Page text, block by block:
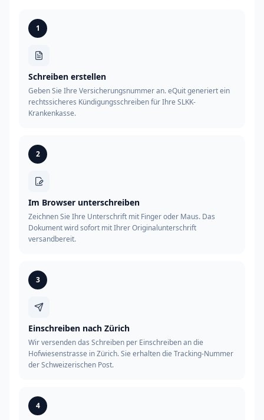
1
Schreiben erstellen
Geben Sie Ihre Versicherungsnummer an. eQuit generiert ein
rechtssicheres Kündigungsschreiben für Ihre SLKK-
Krankenkasse.
2
Im Browser unterschreiben
Zeichnen Sie Ihre Unterschrift mit Finger oder Maus. Das
Dokument wird sofort mit Ihrer Originalunterschrift
versandbereit.
3
Einschreiben nach Zürich
Wir versenden das Schreiben per Einschreiben an die
Hofwiesenstrasse in Zürich. Sie erhalten die Tracking-Nummer
der Schweizerischen Post.
4